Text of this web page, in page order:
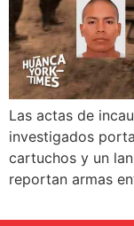
Las actas de
investigados
cartuchos y un
reportan armas